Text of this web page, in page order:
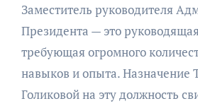
Заместитель руководителя
Президента — это
требующая огромного
навыков и опыта. Назначение
Голиковой на эту должность